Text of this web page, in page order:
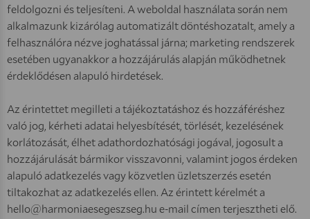
feldolgozni és teljesíteni. A weboldal használata során nem
alkalmazunk kizárólag automatizált döntéshozatalt, amely a
felhasználóra nézve joghatással járna; marketing rendszerek
esetében ugyanakkor a hozzájárulás alapján működhetnek
érdeklődésen alapuló hirdetések.
Az érintettet megilleti a tájékoztatáshoz és hozzáféréshez
való jog, kérheti adatai helyesbítését, törlését, kezelésének
korlátozását, élhet adathordozhatósági jogával, jogosult a
hozzájárulását bármikor visszavonni, valamint jogos érdeken
alapuló adatkezelés vagy közvetlen üzletszerzés esetén
tiltakozhat az adatkezelés ellen. Az érintett kérelmét a
hello@harmoniaesegeszseg.hu e-mail címen terjesztheti elő.